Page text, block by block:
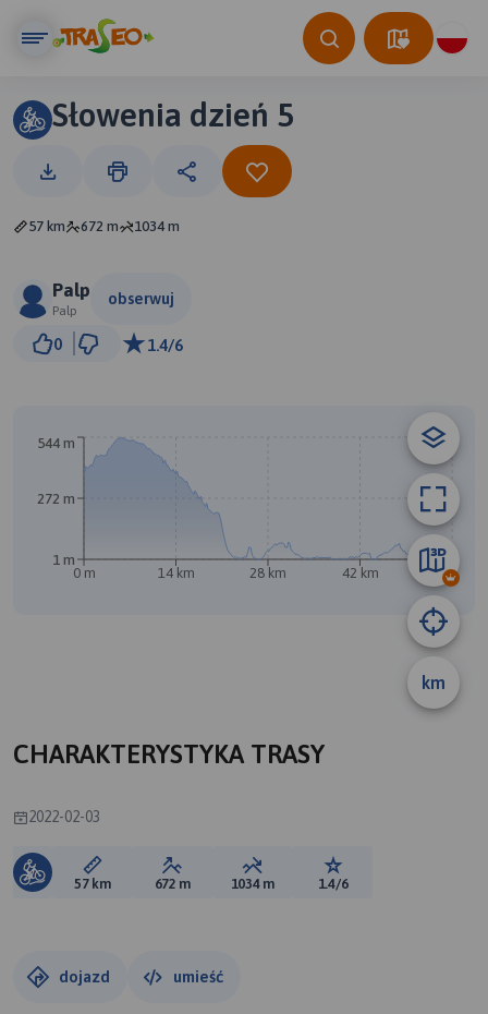
Słowenia dzień 5
57 km 672 m 1034 m
Palp
Palp
obserwuj
0 1.4/6
A
km
0 m 14 km 28 km 42 km 57 km
1 m
272 m
544 m
CHARAKTERYSTYKA TRASY
2022-02-03
Długość trasy:
57 km Suma przewyższeń:
672 m Suma spadków:
1034 m Ocena trasy:
1.4/6
dojazd umieść